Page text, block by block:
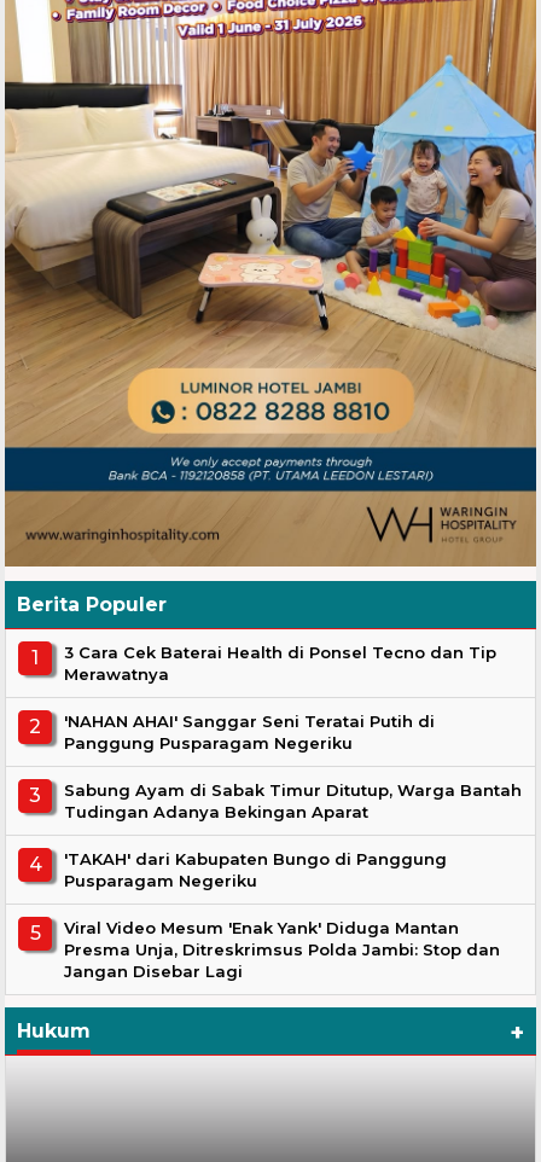
Berita Populer
3 Cara Cek Baterai Health di Ponsel Tecno dan Tip
Merawatnya
'NAHAN AHAI' Sanggar Seni Teratai Putih di
Panggung Pusparagam Negeriku
Sabung Ayam di Sabak Timur Ditutup, Warga Bantah
Tudingan Adanya Bekingan Aparat
'TAKAH' dari Kabupaten Bungo di Panggung
Pusparagam Negeriku
Viral Video Mesum 'Enak Yank' Diduga Mantan
Presma Unja, Ditreskrimsus Polda Jambi: Stop dan
Jangan Disebar Lagi
Hukum +